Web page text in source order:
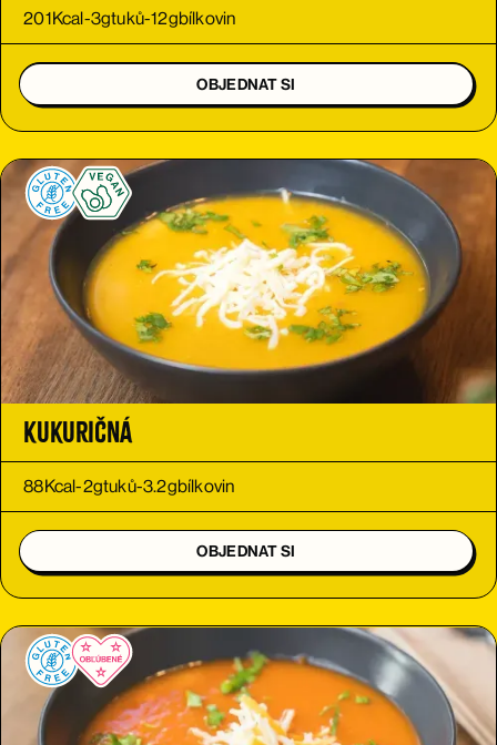
201Kcal-3gtuků-12gbílkovin
OBJEDNAT SI
Kukuričná
88Kcal-2gtuků-3.2gbílkovin
OBJEDNAT SI